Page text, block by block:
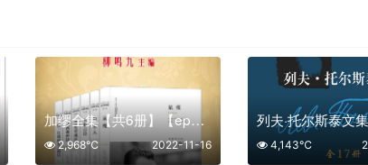
加缪全集【共6册】【epub格式】【2.2MB】【编号：926910】
2022-11-16
2,968℃ 4,143℃